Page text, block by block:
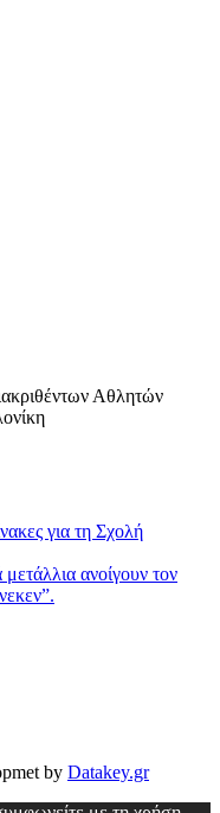
Αθλητών
για τη Σχολή
ανοίγουν τον
by Datakey.gr